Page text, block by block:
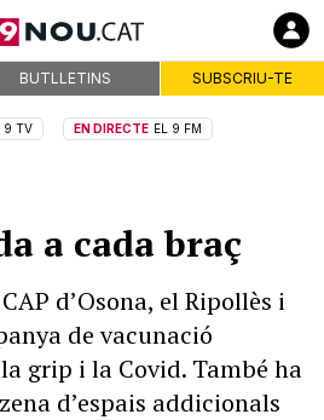
BUTLLETINS SUBSCRIU-TE
9 TV EN DIRECTE EL 9 FM
a cada braç
d’Osona, el Ripollès i
de vacunació
grip i la Covid. També ha
d’espais addicionals